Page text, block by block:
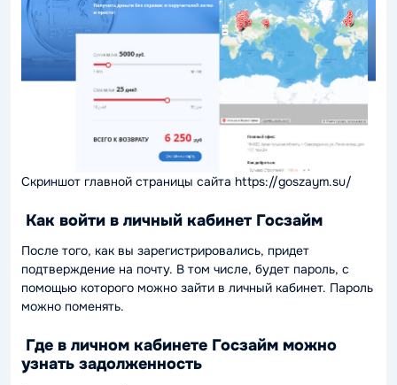
Скриншот главной страницы сайта https://goszaym.su/
Как войти в личный кабинет Госзайм
После того, как вы зарегистрировались, придет
подтверждение на почту. В том числе, будет пароль, с
помощью которого можно зайти в личный кабинет. Пароль
можно поменять.
Где в личном кабинете Госзайм можно
узнать задолженность